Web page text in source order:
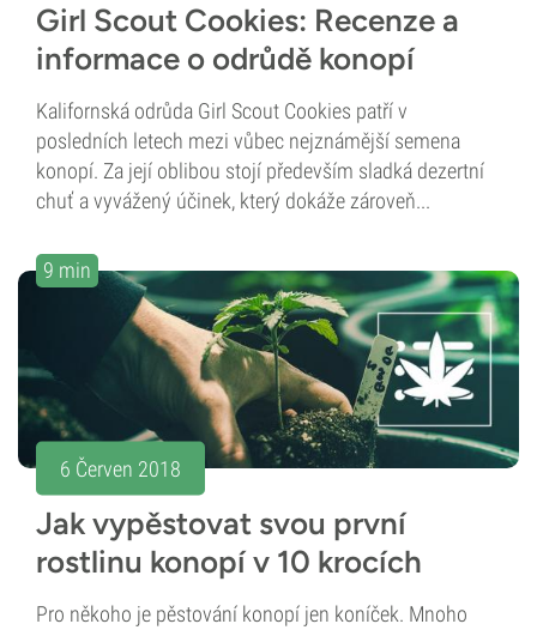
Girl Scout Cookies: Recenze a
informace o odrůdě konopí
Kalifornská odrůda Girl Scout Cookies patří v
posledních letech mezi vůbec nejznámější semena
konopí. Za její oblibou stojí především sladká dezertní
chuť a vyvážený účinek, který dokáže zároveň...
9 min
6 Červen 2018
Jak vypěstovat svou první
rostlinu konopí v 10 krocích
Pro někoho je pěstování konopí jen koníček. Mnoho